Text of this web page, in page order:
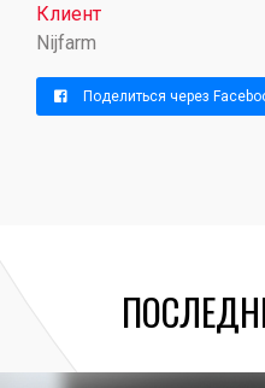
Клиент
Nijfarm
Поделиться через